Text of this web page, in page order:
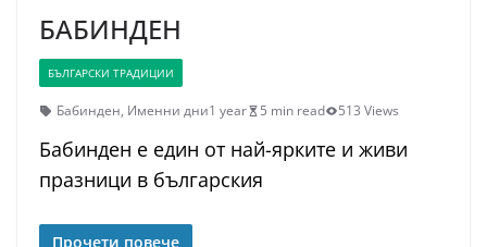
БАБИНДЕН
БЪЛГАРСКИ ТРАДИЦИИ
Бабинден, Именни дни1 year 5 min read 513 Views
Бабинден е един от най-ярките и живи
празници в българския
Прочети повече